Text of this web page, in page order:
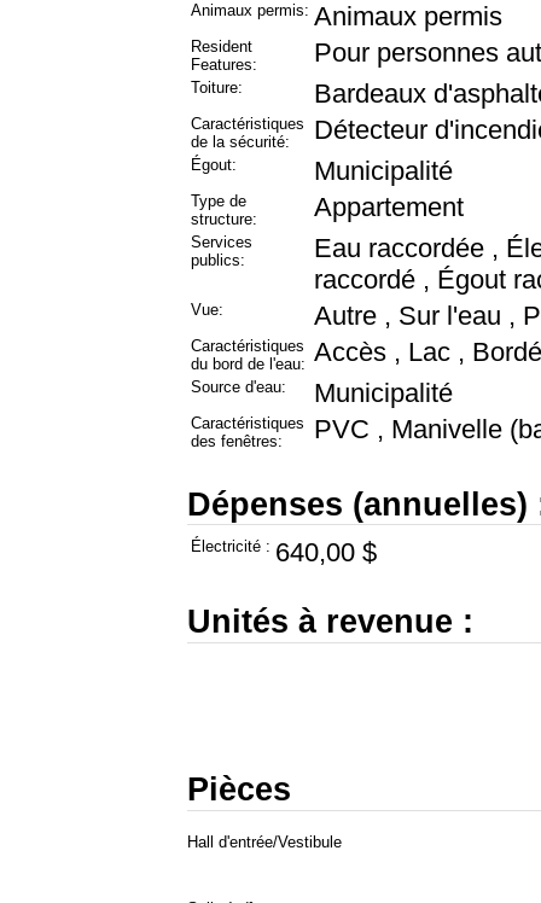
Animaux permis: Animaux permis
Resident
Features:
Pour personnes
Toiture: Bardeaux
Caractéristiques
de la sécurité:
Détecteur
Égout: Municipalité
Type de
structure:
Appartement
Services
publics:
Eau raccordée ,
raccordé , Égout
Vue: Autre , Sur l'eau ,
Caractéristiques
du bord de l'eau: Accès , Lac ,
Source d'eau: Municipalité
Caractéristiques
des fenêtres:
PVC , Manivelle
Dépenses (annuelles)
Électricité : 640,00 $
Unités à revenue :
Pièces
Hall d'entrée/Vestibule